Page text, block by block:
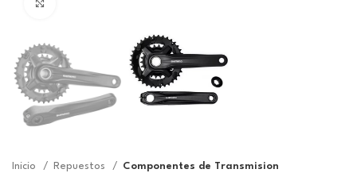
Inicio Repuestos Componentes de Transmision